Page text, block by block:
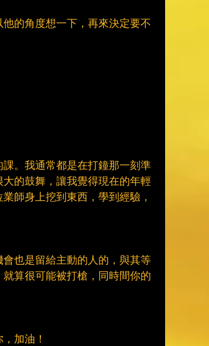
的角度想一下，再來決定要不
。我通常都是在打鐘那一刻準
的鼓舞，讓我覺得現在的年輕
師身上挖到東西，學到經驗，
也是留給主動的人的，與其等
算很可能被打槍，同時間你的
加油！